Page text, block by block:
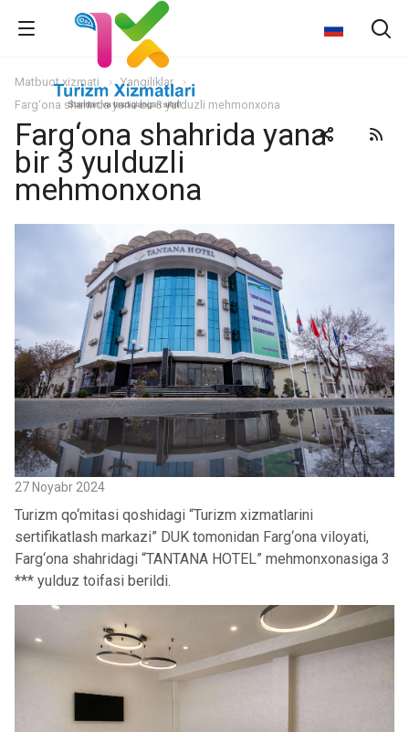
Matbuot xizmati
Yangiliklar
Farg‘ona shahrida yana bir 3 yulduzli mehmonxona
Farg‘ona shahrida yana
bir 3 yulduzli
mehmonxona
27 Noyabr 2024
Turizm qo‘mitasi qoshidagi “Turizm xizmatlarini
sertifikatlash markazi” DUK tomonidan Farg‘ona viloyati,
Farg‘ona shahridagi “TANTANA HOTEL” mehmonxonasiga 3
*** yulduz toifasi berildi.